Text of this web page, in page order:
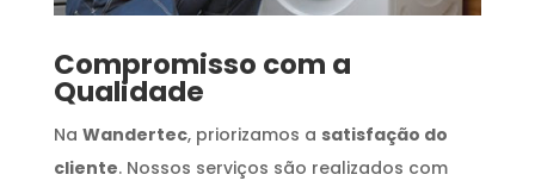
Compromisso com a
Qualidade
Na Wandertec, priorizamos a satisfação do
cliente. Nossos serviços são realizados com